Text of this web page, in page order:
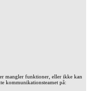
mangler funktioner, eller ikke kan
kommunikationsteamet på: